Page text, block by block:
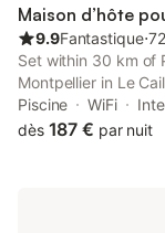
Maison d’hôte
9.9Fantastique⋅
Set within 30 km of
Montpellier in Le
accommodation
accommodation
Piscine WiFi
dès 187 € par nuit